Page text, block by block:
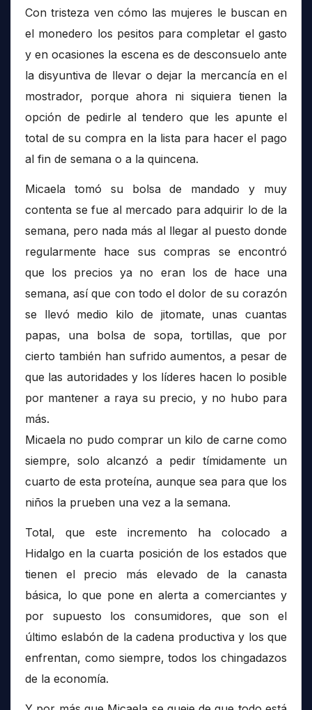
Con tristeza ven cómo las mujeres le buscan en
el monedero los pesitos para completar el gasto
y en ocasiones la escena es de desconsuelo ante
la disyuntiva de llevar o dejar la mercancía en el
mostrador, porque ahora ni siquiera tienen la
opción de pedirle al tendero que les apunte el
total de su compra en la lista para hacer el pago
al fin de semana o a la quincena.
Micaela tomó su bolsa de mandado y muy
contenta se fue al mercado para adquirir lo de la
semana, pero nada más al llegar al puesto donde
regularmente hace sus compras se encontró
que los precios ya no eran los de hace una
semana, así que con todo el dolor de su corazón
se llevó medio kilo de jitomate, unas cuantas
papas, una bolsa de sopa, tortillas, que por
cierto también han sufrido aumentos, a pesar de
que las autoridades y los líderes hacen lo posible
por mantener a raya su precio, y no hubo para
más.
Micaela no pudo comprar un kilo de carne como
siempre, solo alcanzó a pedir tímidamente un
cuarto de esta proteína, aunque sea para que los
niños la prueben una vez a la semana.
Total, que este incremento ha colocado a
Hidalgo en la cuarta posición de los estados que
tienen el precio más elevado de la canasta
básica, lo que pone en alerta a comerciantes y
por supuesto los consumidores, que son el
último eslabón de la cadena productiva y los que
enfrentan, como siempre, todos los chingadazos
de la economía.